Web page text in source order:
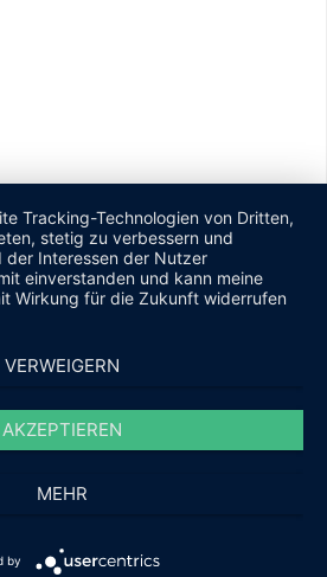
Tracking-Technologien von Dritten,
stetig zu verbessern und
der Interessen der Nutzer
einverstanden und kann meine
Wirkung für die Zukunft widerrufen
VERWEIGERN
AKZEPTIEREN
MEHR
by